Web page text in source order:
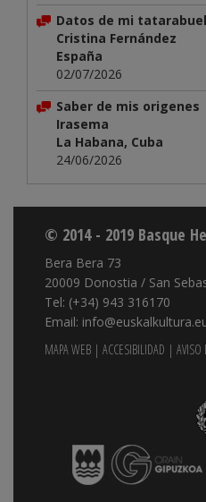
Datos de mi
Cristina Fernández
España
02/07/2026
Saber de mis origenes
Irasema
La Habana, Cuba
24/06/2026
© 2014 - 2019 Basque
Bera Bera 73
20009 Donostia / San
Tel: (+34) 943 316170
Email:
MAPA WEB | ACCESIBILIDAD | AVISO